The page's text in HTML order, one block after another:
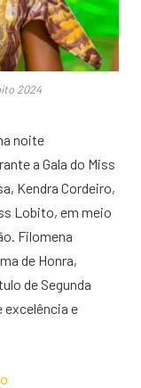
2024
noite
a Gala do Miss
Kendra Cordeiro,
Lobito, em meio
Filomena
de Honra,
de Segunda
excelência e